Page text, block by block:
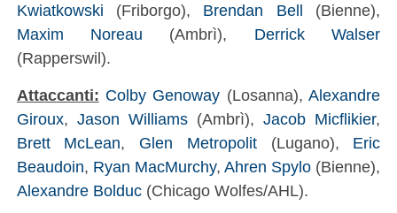
Kwiatkowski (Friborgo), Brendan Bell (Bienne),
Maxim Noreau (Ambrì), Derrick Walser
(Rapperswil).
Attaccanti: Colby Genoway (Losanna),Alexandre
Giroux, Jason Williams(Ambrì),Jacob Micflikier,
Brett McLean, Glen Metropolit(Lugano), Eric
Beaudoin, Ryan MacMurchy,Ahren Spylo (Bienne),
Alexandre Bolduc(Chicago Wolfes/AHL).